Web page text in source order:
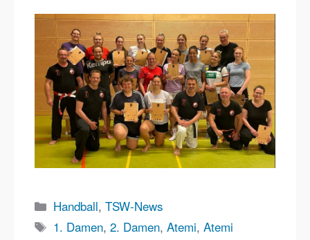
Kategorien
Handball,TSW-News
Schlagwörter
1. Damen,2. Damen,Atemi,Atemi